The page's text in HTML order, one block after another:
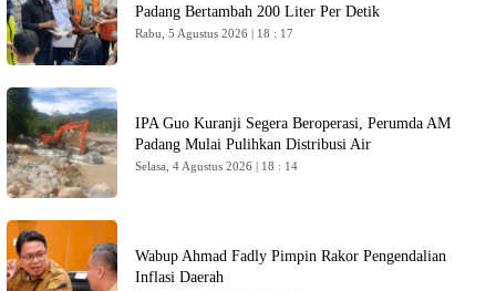
Padang Bertambah 200 Liter Per Detik
Rabu, 5 Agustus 2026 | 18 : 17
IPA Guo Kuranji Segera Beroperasi, Perumda AM
Padang Mulai Pulihkan Distribusi Air
Selasa, 4 Agustus 2026 | 18 : 14
Wabup Ahmad Fadly Pimpin Rakor Pengendalian
Inflasi Daerah